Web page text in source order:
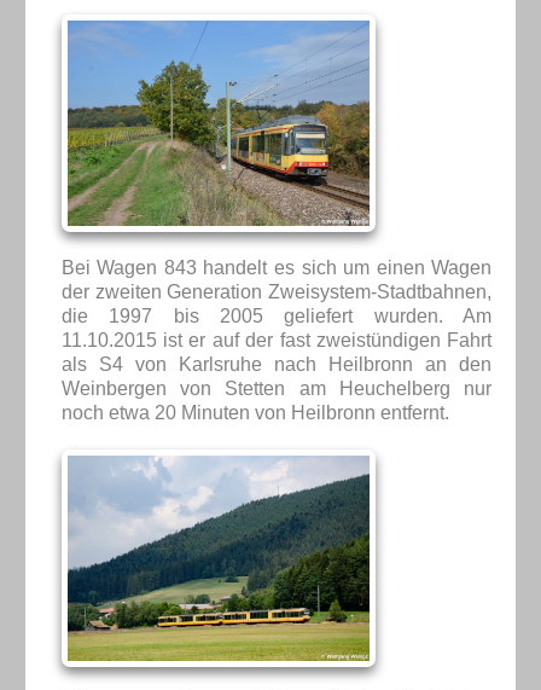
Bei Wagen 843 handelt es sich um einen Wagen
der zweiten Generation Zweisystem-Stadtbahnen,
die 1997 bis 2005 geliefert wurden. Am
11.10.2015 ist er auf der fast zweistündigen Fahrt
als S4 von Karlsruhe nach Heilbronn an den
Weinbergen von Stetten am Heuchelberg nur
noch etwa 20 Minuten von Heilbronn entfernt.